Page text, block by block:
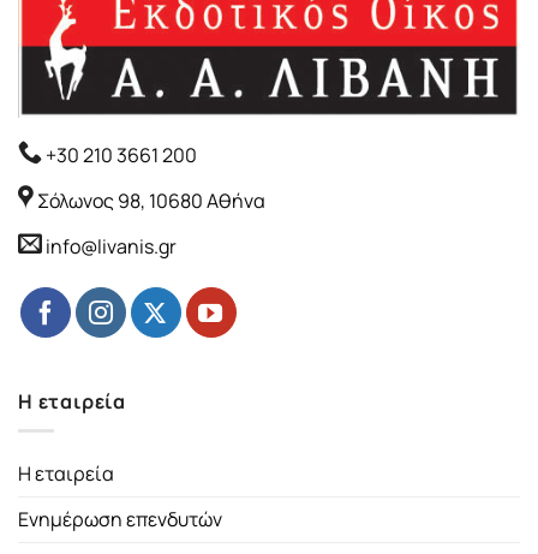
+30 210 3661 200
Σόλωνος 98, 10680 Αθήνα
info@livanis.gr
Η εταιρεία
Η εταιρεία
Ενημέρωση επενδυτών